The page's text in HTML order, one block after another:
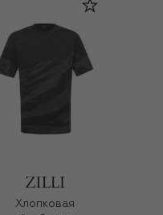
Хлопковая